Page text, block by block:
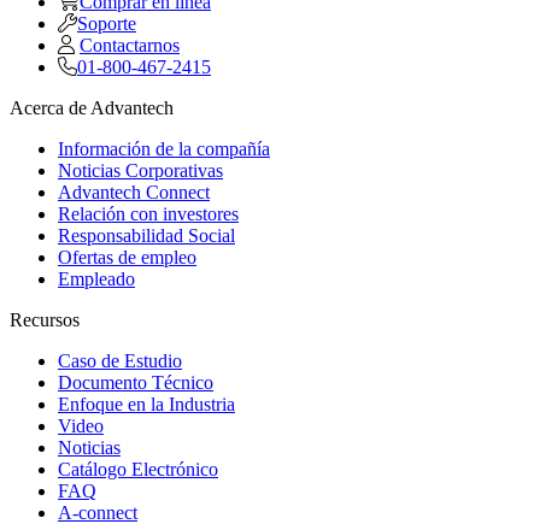
Soporte
Contactarnos
01-800-467-2415
Acerca de Advantech
Información de la compañía
Noticias Corporativas
Advantech Connect
Relación con investores
Responsabilidad Social
Ofertas de empleo
Empleado
Recursos
Caso de Estudio
Documento Técnico
Enfoque en la Industria
Video
Noticias
Catálogo Electrónico
FAQ
A-connect